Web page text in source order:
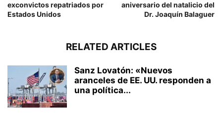
exconvictos repatriados por
Estados Unidos
aniversario del natalicio del
Dr. Joaquín Balaguer
RELATED ARTICLES
Sanz Lovatón: «Nuevos
aranceles de EE. UU. responden a
una política...